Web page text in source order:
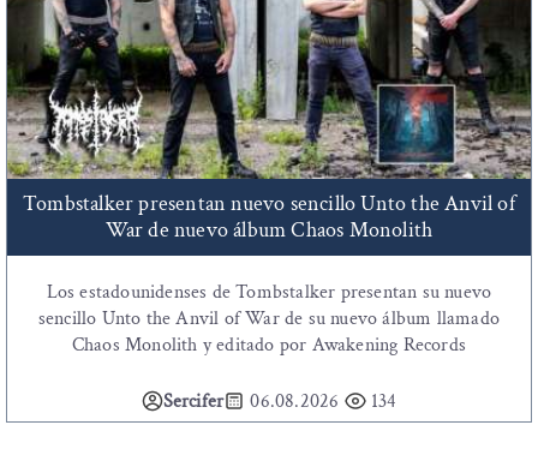
Tombstalker presentan nuevo sencillo Unto the Anvil of
War de nuevo álbum Chaos Monolith
Los estadounidenses de Tombstalker presentan su nuevo
sencillo Unto the Anvil of War de su nuevo álbum llamado
Chaos Monolith y editado por Awakening Records
Sercifer 06.08.2026 134